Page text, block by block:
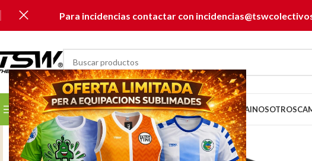
Para incidencias contactar con
SELECCIONAR CATEGORÍA
SELECCIONA TU CLUB... INICIOCATÁLOGOSMUSAINOSOTROS